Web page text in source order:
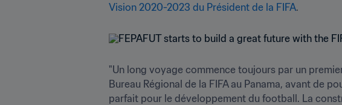
Vision 2020-2023 du Président de la FIFA.
"Un long voyage commence toujours par un
Bureau Régional de la FIFA au Panama, avant de
parfait pour le développement du football. La